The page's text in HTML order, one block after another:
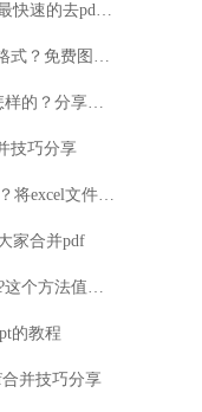
1.如何去pdf文档密码？分享最快速的去pdf文档密码方法
2.如何免费将图片转成Word格式？免费图片转成Word格式的方法
3.图片转PDF文档的方法是怎样的？分享图片转PDF的免费方法
技巧分享
5.怎么将excel转换成pdf格式？将excel文件转换成pdf格式的详细步骤
家合并pdf
7.pdf转换成excel步骤是什么?这个方法值得你学习
的教程
并技巧分享